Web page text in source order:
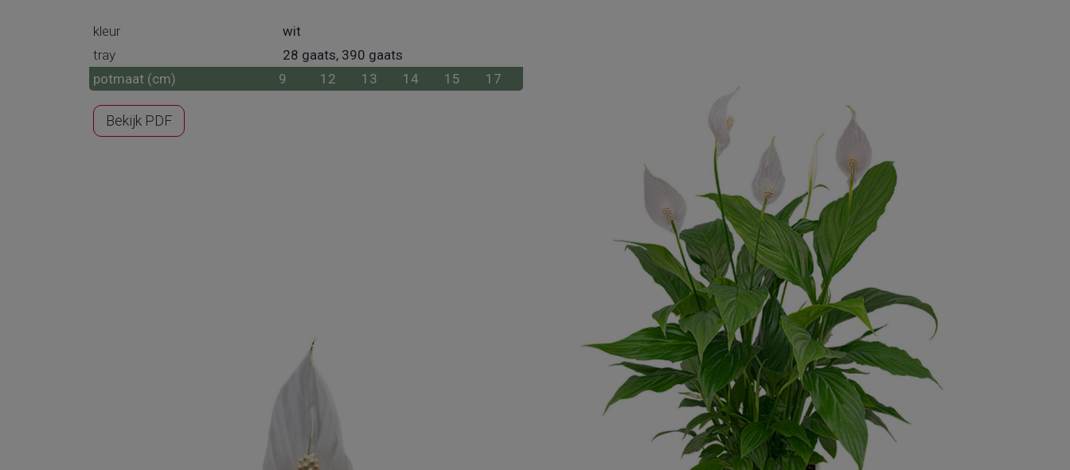
kleur
wit
tray
28 gaats, 390 gaats
potmaat (cm)
9 12 13 14 15 17
Bekijk PDF